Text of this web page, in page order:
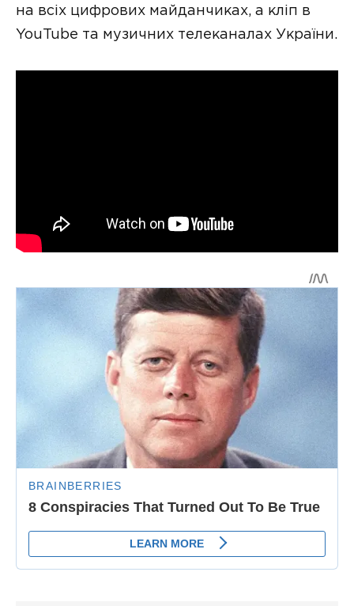
на всіх цифрових майданчиках, а кліп в
YouTube та музичних телеканалах України.